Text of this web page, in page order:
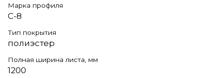
Марка профиля
С-8
Тип покрытия
полиэстер
Полная ширина листа, мм
1200